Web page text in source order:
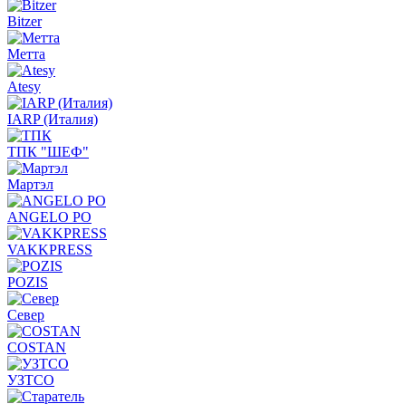
Bitzer
Метта
Atesy
IARP (Италия)
ТПК "ШЕФ"
Мартэл
ANGELO PO
VAKKPRESS
POZIS
Север
COSTAN
УЗТСО